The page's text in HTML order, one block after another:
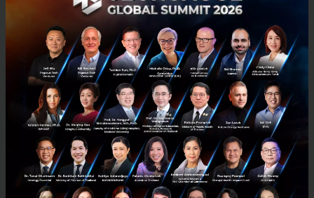
RELATED ARTICLE